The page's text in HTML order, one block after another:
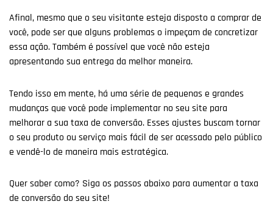
Afinal, mesmo que o seu visitante esteja disposto a comprar de
você, pode ser que alguns problemas o impeçam de concretizar
essa ação. Também é possível que você não esteja
apresentando sua entrega da melhor maneira.
Tendo isso em mente, há uma série de pequenas e grandes
mudanças que você pode implementar no seu site para
melhorar a sua taxa de conversão. Esses ajustes buscam tornar
o seu produto ou serviço mais fácil de ser acessado pelo público
e vendê-lo de maneira mais estratégica.
Quer saber como? Siga os passos abaixo para aumentar a taxa
de conversão do seu site!